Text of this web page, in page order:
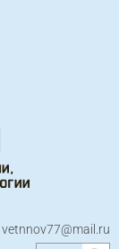
vetnnov77@mail.ru